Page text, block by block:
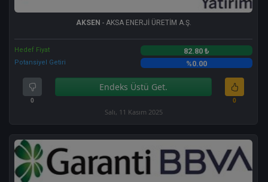
AKSEN - AKSA ENERJİ ÜRETİM A.Ş.
Hedef Fiyat 82.80 ₺
Potansiyel Getiri %0.00
0
Endeks Üstü Get.
0
Salı, 11 Kasım 2025